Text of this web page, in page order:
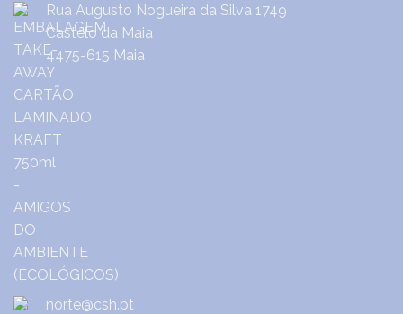
Rua Augusto Nogueira da Silva 1749
Castêlo da Maia
4475-615 Maia
norte@csh.pt